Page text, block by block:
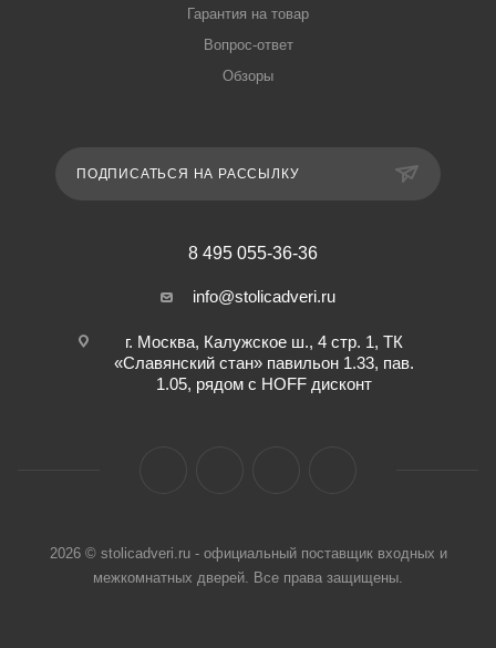
Гарантия на товар
Вопрос-ответ
Обзоры
ПОДПИСАТЬСЯ НА РАССЫЛКУ
8 495 055-36-36
info@stolicadveri.ru
г. Москва, Калужское ш., 4 стр. 1, ТК
«Славянский стан» павильон 1.33, пав.
1.05, рядом с HOFF дисконт
2026 © stolicadveri.ru - официальный поставщик входных и
межкомнатных дверей. Все права защищены.